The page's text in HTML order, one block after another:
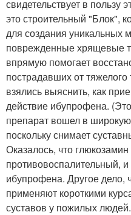
свидетельствует в пользу
это строительный "Блок",
для создания уникальных
поврежденные хрящевые
впрямую помогает
пострадавших от
взялись выяснить, как
действие ибупрофена.
препарат вошел в
поскольку снимает
Оказалось, что
противовоспалительный,
ибупрофена. Другое дело,
применяют короткими
суставов у пожилых людей.